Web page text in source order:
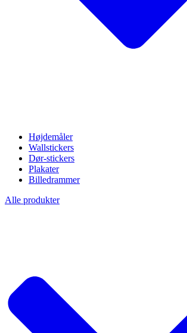
Højdemåler
Wallstickers
Dør-stickers
Plakater
Billedrammer
Alle produkter